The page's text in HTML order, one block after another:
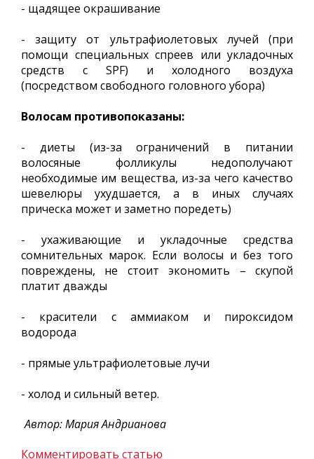
- щадящее окрашивание
- защиту от ультрафиолетовых лучей (при
помощи специальных спреев или укладочных
средств с SPF) и холодного воздуха
(посредством свободного головного убора)
Волосам противопоказаны:
- диеты (из-за ограничений в питании
волосяные фолликулы недополучают
необходимые им вещества, из-за чего качество
шевелюры ухудшается, а в иных случаях
прическа может и заметно поредеть)
- ухаживающие и укладочные средства
сомнительных марок. Если волосы и без того
повреждены, не стоит экономить – скупой
платит дважды
- красители с аммиаком и пироксидом
водорода
- прямые ультрафиолетовые лучи
- холод и сильный ветер.
Автор: Мария Андрианова
Комментировать статью